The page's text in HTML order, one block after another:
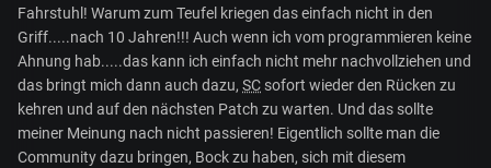
Fahrstuhl! Warum zum Teufel kriegen das einfach nicht in den
Griff.....nach 10 Jahren!!! Auch wenn ich vom programmieren keine
Ahnung hab.....das kann ich einfach nicht mehr nachvollziehen und
das bringt mich dann auch dazu, SC sofort wieder den Rücken zu
kehren und auf den nächsten Patch zu warten. Und das sollte
meiner Meinung nach nicht passieren! Eigentlich sollte man die
Community dazu bringen, Bock zu haben, sich mit diesem